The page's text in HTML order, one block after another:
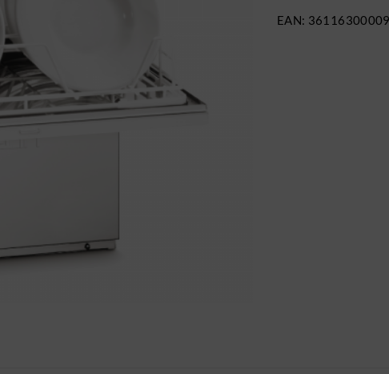
EAN: